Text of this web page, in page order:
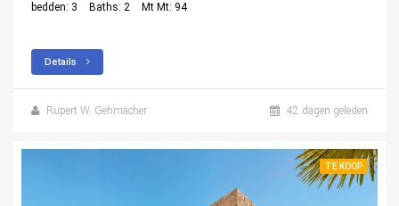
bedden: 3
Baths: 2 Mt Mt: 94
Details
Rupert W. Gehmacher 42 dagen geleden
TE KOOP